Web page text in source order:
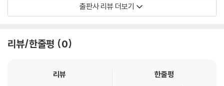
읽는 즐거움이 가득한 역사그림책
요. ‘그때 그 시절에 이런 사람이 있지 않았을까?’ 하는 상상에서 가상의 주
친근하게 전달하기 위해 이야기를 들려주는 화자를 다양하게 설정했어요.
출판사 리뷰 더보기
리뷰/한줄평 0
리뷰
한줄평